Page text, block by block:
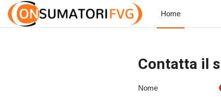
Vai al contenuto principale
Home
Contatta il
Nome